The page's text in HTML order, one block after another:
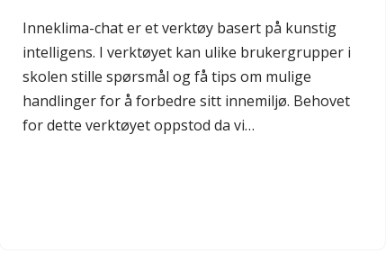
Inneklima-chat er et verktøy basert på kunstig
intelligens. I verktøyet kan ulike brukergrupper i
skolen stille spørsmål og få tips om mulige
handlinger for å forbedre sitt innemiljø. Behovet
for dette verktøyet oppstod da vi…